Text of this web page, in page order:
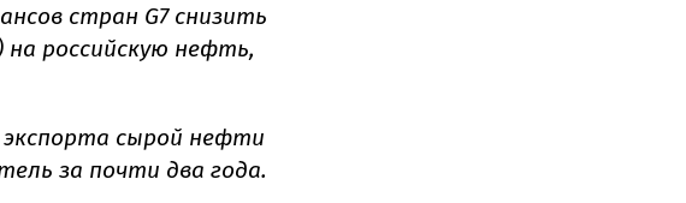
стран G7 снизить
на российскую нефть,
экспорта сырой нефти
за почти два года.